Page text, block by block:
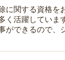
に関する資格
く活躍していま
ができるので、